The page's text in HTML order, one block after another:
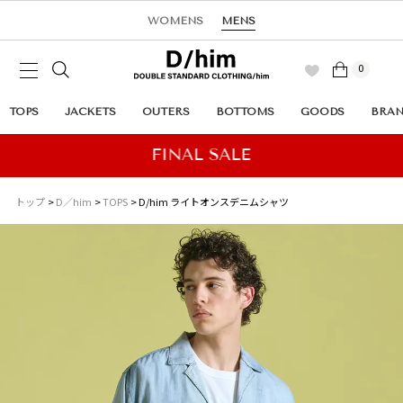
WOMENS MENS
0
TOPS JACKETS OUTERS BOTTOMS GOODS
トップ D／him TOPS D/him ライトオンスデニムシャツ